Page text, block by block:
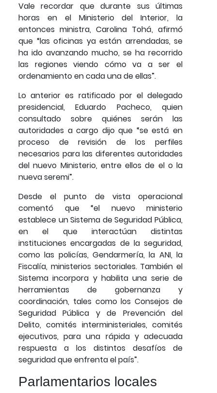
Vale recordar que durante sus últimas
horas en el Ministerio del Interior, la
entonces ministra, Carolina Tohá, afirmó
que “las oficinas ya están arrendadas, se
ha ido avanzando mucho, se ha recorrido
las regiones viendo cómo va a ser el
ordenamiento en cada una de ellas”.
Lo anterior es ratificado por el delegado
presidencial, Eduardo Pacheco, quien
consultado sobre quiénes serán las
autoridades a cargo dijo que “se está en
proceso de revisión de los perfiles
necesarios para las diferentes autoridades
del nuevo Ministerio, entre ellos de el o la
nueva seremi”.
Desde el punto de vista operacional
comentó que “el nuevo ministerio
establece un Sistema de Seguridad Pública,
en el que interactúan distintas
instituciones encargadas de la seguridad,
como las policías, Gendarmería, la ANI, la
Fiscalía, ministerios sectoriales. También el
Sistema incorpora y habilita una serie de
herramientas de gobernanza y
coordinación, tales como los Consejos de
Seguridad Pública y de Prevención del
Delito, comités interministeriales, comités
ejecutivos, para una rápida y adecuada
respuesta a los distintos desafíos de
seguridad que enfrenta el país”.
Parlamentarios locales